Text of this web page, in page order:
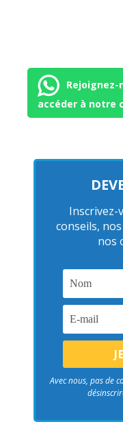
Rejoignez-
accéder à notre
Inscrivez-
conseils,
nos
Avec nous, pas de